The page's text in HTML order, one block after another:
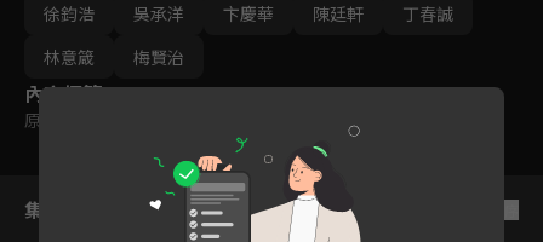
徐鈞浩 吳承洋 卞慶華 陳廷軒
丁春誠
林意箴
梅賢治
內容標籤
原創
集數列表